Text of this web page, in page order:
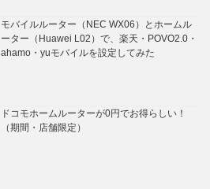
モバイルルーター（NEC WX06）とホームル
ーター（Huawei L02）で、楽天・POVO2.0・
ahamo・yuモバイルを設定してみた
ドコモホームルーターが0円でお得らしい！
（期間・店舗限定）